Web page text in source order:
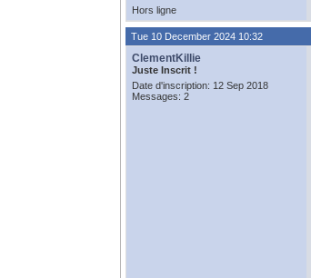
Hors ligne
Tue 10 December 2024 10:32
ClementKillie
Juste Inscrit !
Date d'inscription: 12 Sep 2018
Messages: 2